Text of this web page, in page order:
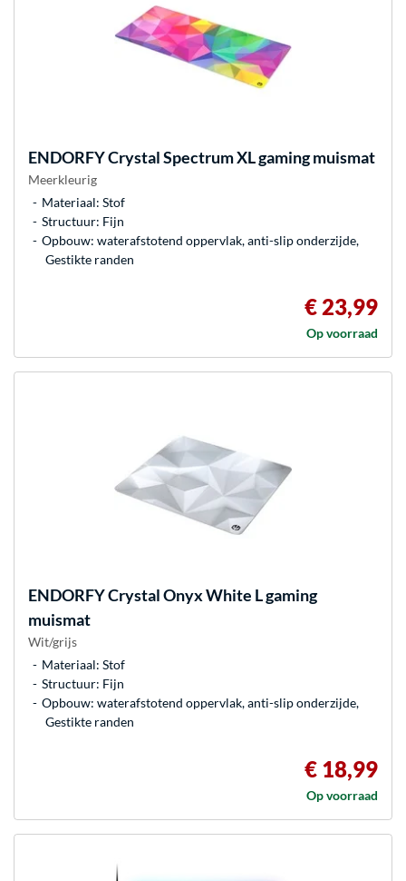
ENDORFYCrystal Spectrum XL gaming muismat
Meerkleurig
Materiaal: Stof
Structuur: Fijn
Opbouw: waterafstotend oppervlak, anti-slip onderzijde,
Gestikte randen
€ 23,99
Op voorraad
ENDORFYCrystal Onyx White L gaming
muismat
Wit/grijs
Materiaal: Stof
Structuur: Fijn
Opbouw: waterafstotend oppervlak, anti-slip onderzijde,
Gestikte randen
€ 18,99
Op voorraad